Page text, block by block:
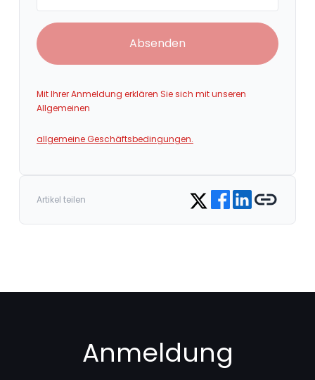
Absenden
Mit Ihrer Anmeldung erklären Sie sich mit unseren
Allgemeinen
allgemeine Geschäftsbedingungen.
Artikel teilen Share on Twitter
Share on Facebook
Share on LinkedIn
Copy link
Anmeldung